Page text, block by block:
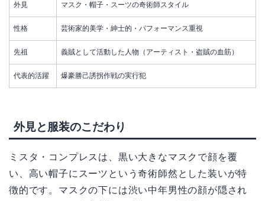
外見 マスク・帽子・スーツの奇術師スタイル
性格 芸術家的美学・紳士的・パフォーマンス重視
先祖 義賊として活動した人物（アーティスト・盗賊の血筋）
代表的活躍 爆豪勝己誘拐作戦の実行犯
外見と服装のこだわり
ミスタ・コンプレスは、黒い大きなマスクで顔を覆
い、高い帽子にスーツという奇術師然とした装いが特
徴的です。マスクの下には渋い中年男性の顔が隠され